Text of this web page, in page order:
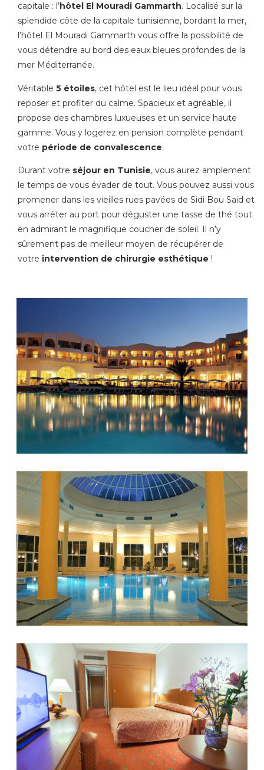
capitale : l’hôtel El Mouradi Gammarth. Localisé sur la
splendide côte de la capitale tunisienne, bordant la mer,
l’hôtel El Mouradi Gammarth vous offre la possibilité de
vous détendre au bord des eaux bleues profondes de la
mer Méditerranée.
Véritable 5 étoiles, cet hôtel est le lieu idéal pour vous
reposer et profiter du calme. Spacieux et agréable, il
propose des chambres luxueuses et un service haute
gamme. Vous y logerez en pension complète pendant
votre période de convalescence.
Durant votre séjour en Tunisie, vous aurez amplement
le temps de vous évader de tout. Vous pouvez aussi vous
promener dans les vieilles rues pavées de Sidi Bou Said et
vous arrêter au port pour déguster une tasse de thé tout
en admirant le magnifique coucher de soleil. Il n’y
sûrement pas de meilleur moyen de récupérer de
votre intervention de chirurgie esthétique !